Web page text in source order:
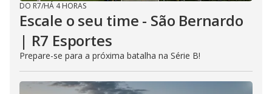
DO R7/HÁ 4 HORAS
Escale o seu time - São Bernardo
| R7 Esportes
Prepare-se para a próxima batalha na Série B!